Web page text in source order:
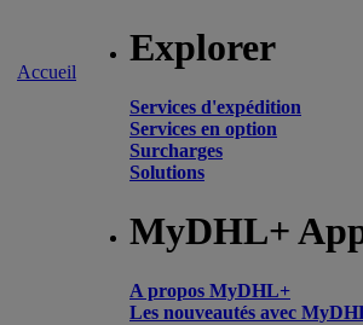
Accueil
Explorer
Services d'expédition
Services en option
Surcharges
Solutions
MyDHL+
A propos MyDHL+
Les nouveautés avec